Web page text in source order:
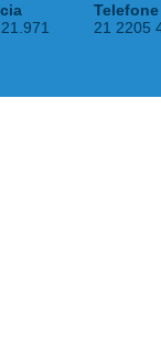
21 2205